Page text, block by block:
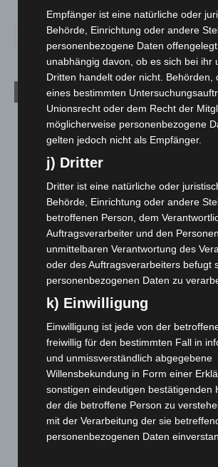
Aktuelle Beiträge
Niedersachsen: Feuerwehrkräfte kehren
Waldbrandeinsatz aus Spanien zurück
entdeckt
Brand im „Haus der Begegnung“ in
eingedämmt
6. August 2026
Region Hannover: 21 neue
Roten Kreuz
5. August 2026
Mann läuft mit Hockeyschläger über A7 –
Zeugen
5. August 2026
Celle: Mensch stirbt bei Bagger-Unfall auf
5. August 2026
Empfänger ist eine natürliche oder
Behörde, Einrichtung oder andere
personenbezogene Daten offengelegt
unabhängig davon, ob es sich bei ihr
Dritten handelt oder nicht. Behörden,
eines bestimmten
Unionsrecht oder dem Recht der
möglicherweise personenbezogene
gelten jedoch nicht als Empfänger.
j) Dritter
Dritter ist eine natürliche oder
Behörde, Einrichtung oder andere
betroffenen Person, dem
Auftragsverarbeiter und den
unmittelbaren Verantwortung des
oder des Auftragsverarbeiters befugt
personenbezogenen Daten zu
k) Einwilligung
Einwilligung ist jede von der
freiwillig für den bestimmten Fall in
und unmissverständlich abgegebene
Willensbekundung in Form einer
sonstigen eindeutigen bestätigenden
der die betroffene Person zu
mit der Verarbeitung der sie
personenbezogenen Daten